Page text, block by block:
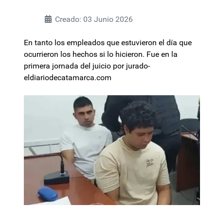
Creado: 03 Junio 2026
En tanto los empleados que estuvieron el día que
ocurrieron los hechos si lo hicieron. Fue en la
primera jornada del juicio por jurado-
eldiariodecatamarca.com